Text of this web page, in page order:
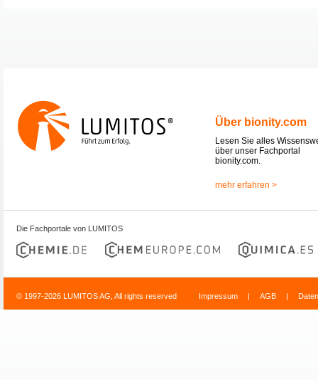
Über bionity.com
Lesen Sie alles
über unser Fachportal
bionity.com.
mehr erfahren >
Die Fachportale von LUMITOS
© 1997-2026 LUMITOS AG, All rights reserved Impressum | AGB |